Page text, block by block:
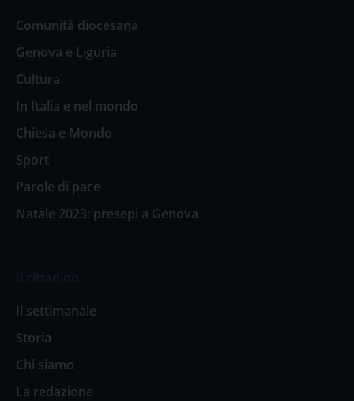
Comunità diocesana
Genova e Liguria
Cultura
In Italia e nel mondo
Chiesa e Mondo
Sport
Parole di pace
Natale 2023: presepi a Genova
Il settimanale
Storia
Chi siamo
La redazione